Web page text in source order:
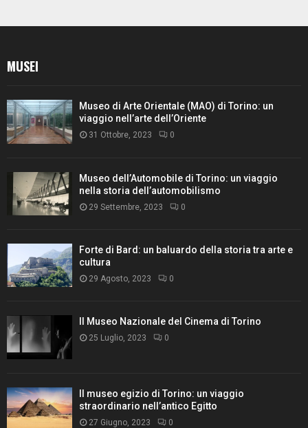
MUSEI
Museo di Arte Orientale (MAO) di Torino: un
viaggio nell’arte dell’Oriente
31 Ottobre, 2023 0
Museo dell’Automobile di Torino: un viaggio
nella storia dell’automobilismo
29 Settembre, 2023 0
Forte di Bard: un baluardo della storia tra arte e
cultura
29 Agosto, 2023 0
Il Museo Nazionale del Cinema di Torino
25 Luglio, 2023 0
Il museo egizio di Torino: un viaggio
straordinario nell’antico Egitto
27 Giugno, 2023 0